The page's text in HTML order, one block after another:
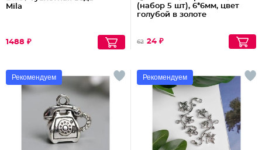
Mila
1488 ₽
(набор 5 шт), 6*6мм, цвет
голубой в золоте
62 24 ₽
Рекомендуем Рекомендуем